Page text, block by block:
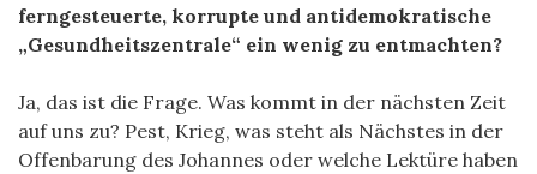
ferngesteuerte, korrupte und antidemokratische
„Gesundheitszentrale“ ein wenig zu entmachten?
Ja, das ist die Frage. Was kommt in der nächsten Zeit
auf uns zu? Pest, Krieg, was steht als Nächstes in der
Offenbarung des Johannes oder welche Lektüre haben